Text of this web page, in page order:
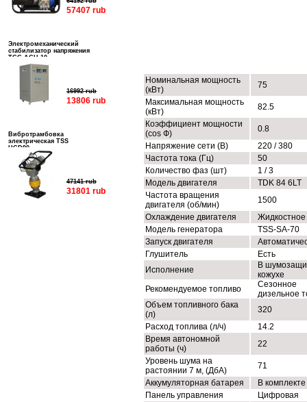
57407 rub
Электромеханический
стабилизатор напряжения
ТСС АСН-10
16992 rub
13806 rub
Вибротрамбовка
электрическая TSS
HCD90
47141 rub
31801 rub
Номинальная мощность
(кВт)
75
Максимальная мощность
(кВт)
82.5
Коэффициент мощности
(cos Ф)
0.8
Напряжение сети (В)
220 / 380
Частота тока (Гц)
50
Количество фаз (шт)
1 / 3
Модель двигателя
TDK 84 6LT
Частота вращения
двигателя (об/мин)
1500
Охлаждение двигателя
Жидкостное
Модель генератора
TSS-SA-70
Запуск двигателя
Глушитель
Есть
Исполнение
В
кожухе
Рекомендуемое топливо
Сезонное
дизельное
Объем топливного бака
(л)
320
Расход топлива (л/ч)
14.2
Время автономной
работы (ч)
22
Уровень шума на
растоянии 7 м, (ДбА)
71
Аккумуляторная батарея
В комплекте
Панель управления
Цифровая